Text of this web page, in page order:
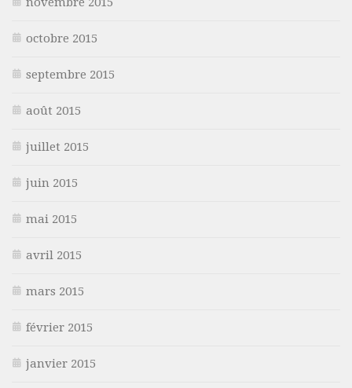
octobre 2015
septembre 2015
août 2015
juillet 2015
juin 2015
mai 2015
avril 2015
mars 2015
février 2015
janvier 2015